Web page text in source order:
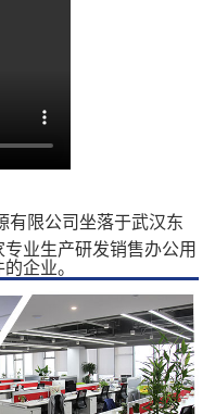
有限公司坐落于武汉东
业生产研发销售办公用
企业。